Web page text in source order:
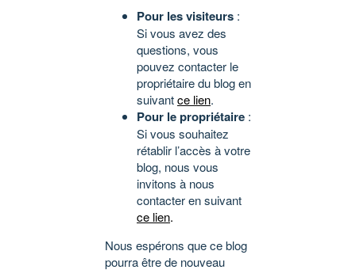
Pour les visiteurs :
Si vous avez des
questions, vous
pouvez contacter le
propriétaire du blog en
suivantce lien.
Pour le propriétaire :
Si vous souhaitez
rétablir l’accès à votre
blog, nous vous
invitons à nous
contacter en suivant
ce lien.
Nous espérons que ce blog
pourra être de nouveau